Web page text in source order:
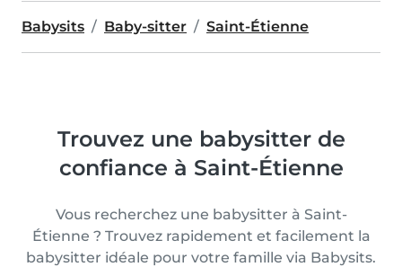
Babysits Baby-sitter Saint-Étienne
Trouvez une babysitter de
confiance à Saint-Étienne
Vous recherchez une babysitter à Saint-
Étienne ? Trouvez rapidement et facilement la
babysitter idéale pour votre famille via Babysits.